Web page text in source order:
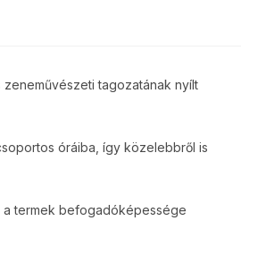
tagozatának nyílt
óráiba, így közelebbről is
termek befogadóképessége